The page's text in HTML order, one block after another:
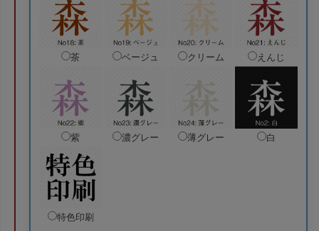
茶 ベージュ クリーム えんじ
紫 濃グレー 薄グレー 白
特色印刷